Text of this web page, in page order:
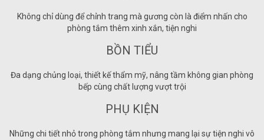
Không chỉ dùng để chỉnh trang mà gương còn là điểm nhấn cho
phòng tắm thêm xinh xắn, tiện nghi
BỒN TIỂU
Đa dạng chủng loại, thiết kế thẩm mỹ, nâng tầm không gian phòng
bếp cùng chất lượng vượt trội
PHỤ KIỆN
Những chi tiết nhỏ trong phòng tắm nhưng mang lại sự tiện nghi vô